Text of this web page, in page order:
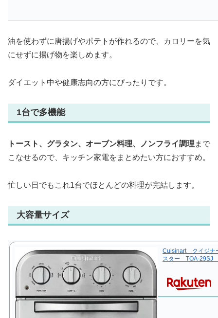
油を使わずに唐揚げやポテトが作れるので、カロリーを気
にせずに揚げ物を楽しめます。
ダイエット中や健康志向の方にぴったりです。
1台で多機能
トースト、グラタン、オーブン料理、ノンフライ調理 まで
こなせるので、キッチン家電をまとめたい方におすすめ。
忙しい日でもこれ1台でほとんどの料理が完結します。
大容量サイズ
Cuisinart クイジナ
スター TOA-29SJ